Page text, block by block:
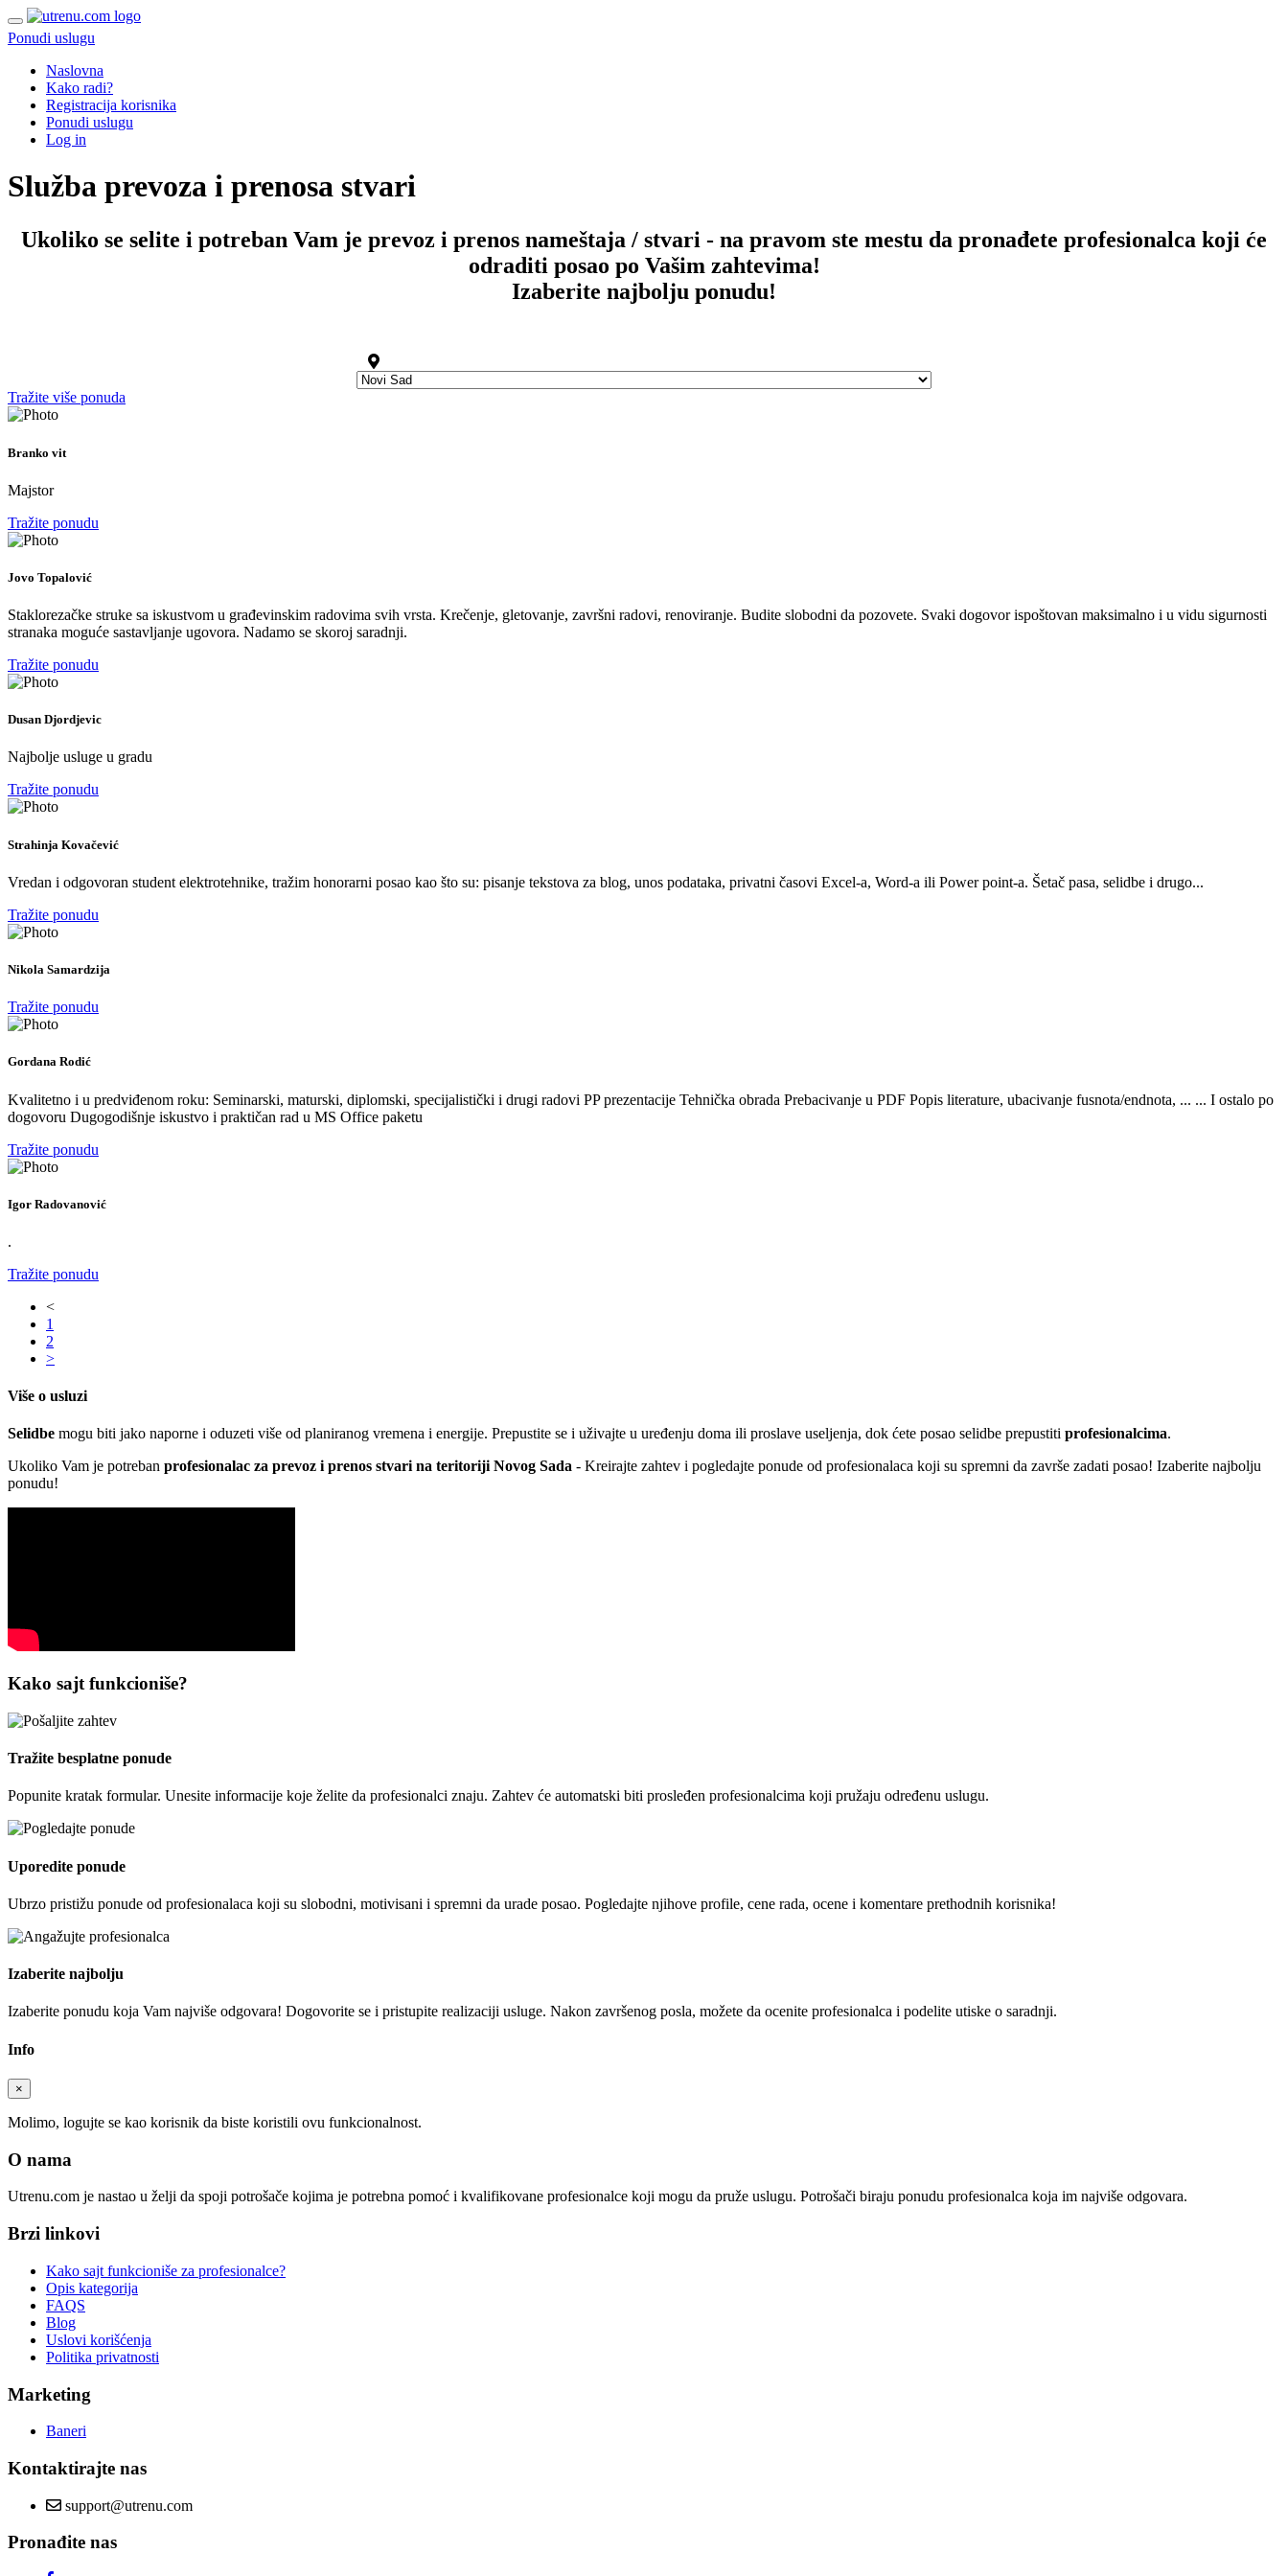
Ponudi uslugu
Naslovna
Kako radi?
Registracija korisnika
Ponudi uslugu
Log in
Služba prevoza i prenosa stvari
Ukoliko se selite i potreban Vam je prevoz i prenos nameštaja / stvari - na pravom ste mestu da pronađete profesionalca koji će
odraditi posao po Vašim zahtevima!
Izaberite najbolju ponudu!
Tražite više ponuda
Branko vit
Majstor
Tražite ponudu
Jovo Topalović
Staklorezačke struke sa iskustvom u građevinskim radovima svih vrsta. Krečenje, gletovanje, završni radovi, renoviranje. Budite slobodni da pozovete. Svaki dogovor ispoštovan maksimalno i u vidu sigurnosti
stranaka moguće sastavljanje ugovora. Nadamo se skoroj saradnji.
Tražite ponudu
Dusan Djordjevic
Najbolje usluge u gradu
Tražite ponudu
Strahinja Kovačević
Vredan i odgovoran student elektrotehnike, tražim honorarni posao kao što su: pisanje tekstova za blog, unos podataka, privatni časovi Excel-a, Word-a ili Power point-a. Šetač pasa, selidbe i drugo...
Tražite ponudu
Nikola Samardzija
Tražite ponudu
Gordana Rodić
Kvalitetno i u predviđenom roku: Seminarski, maturski, diplomski, specijalistički i drugi radovi PP prezentacije Tehnička obrada Prebacivanje u PDF Popis literature, ubacivanje fusnota/endnota, ... ... I ostalo po
dogovoru Dugogodišnje iskustvo i praktičan rad u MS Office paketu
Tražite ponudu
Igor Radovanović
.
Tražite ponudu
<
1
2
>
Više o usluzi
Selidbe mogu biti jako naporne i oduzeti više od planiranog vremena i energije. Prepustite se i uživajte u uređenju doma ili proslave useljenja, dok ćete posao selidbe prepustiti profesionalcima.
Ukoliko Vam je potreban profesionalac za prevoz i prenos stvari na teritoriji Novog Sada - Kreirajte zahtev i pogledajte ponude od profesionalaca koji su spremni da završe zadati posao! Izaberite najbolju
ponudu!
Kako sajt funkcioniše?
Tražite besplatne ponude
Popunite kratak formular. Unesite informacije koje želite da profesionalci znaju. Zahtev će automatski biti prosleđen profesionalcima koji pružaju određenu uslugu.
Uporedite ponude
Ubrzo pristižu ponude od profesionalaca koji su slobodni, motivisani i spremni da urade posao. Pogledajte njihove profile, cene rada, ocene i komentare prethodnih korisnika!
Izaberite najbolju
Izaberite ponudu koja Vam najviše odgovara! Dogovorite se i pristupite realizaciji usluge. Nakon završenog posla, možete da ocenite profesionalca i podelite utiske o saradnji.
Info
×
Molimo, logujte se kao korisnik da biste koristili ovu funkcionalnost.
O nama
Utrenu.com je nastao u želji da spoji potrošače kojima je potrebna pomoć i kvalifikovane profesionalce koji mogu da pruže uslugu. Potrošači biraju ponudu profesionalca koja im najviše odgovara.
Brzi linkovi
Kako sajt funkcioniše za profesionalce?
Opis kategorija
FAQS
Blog
Uslovi korišćenja
Politika privatnosti
Marketing
Baneri
Kontaktirajte nas
support@utrenu.com
Pronađite nas